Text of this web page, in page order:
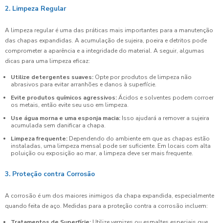
2. Limpeza Regular
A limpeza regular é uma das práticas mais importantes para a manutenção
das chapas expandidas. A acumulação de sujeira, poeira e detritos pode
comprometer a aparência e a integridade do material. A seguir, algumas
dicas para uma limpeza eficaz:
Utilize detergentes suaves: Opte por produtos de limpeza não
abrasivos para evitar arranhões e danos à superfície.
Evite produtos químicos agressivos:Ácidos e solventes podem corroer
os metais, então evite seu uso em limpeza.
Use água morna e uma esponja macia: Isso ajudará a remover a sujeira
acumulada sem danificar a chapa.
Limpeza frequente: Dependendo do ambiente em que as chapas estão
instaladas, uma limpeza mensal pode ser suficiente. Em locais com alta
poluição ou exposição ao mar, a limpeza deve ser mais frequente.
3. Proteção contra Corrosão
A corrosão é um dos maiores inimigos da chapa expandida, especialmente
quando feita de aço. Medidas para a proteção contra a corrosão incluem: